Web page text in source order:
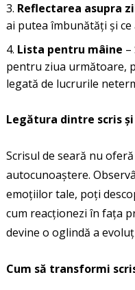
Reflectarea asupra
ai putea îmbunătăți și ce
Lista pentru mâine –
pentru ziua următoare,
legată de lucrurile
Legătura dintre scris
Scrisul de seară nu
autocunoaștere.
emoțiilor tale, poți
cum reacționezi în fața
devine o oglindă a
Cum să transformi